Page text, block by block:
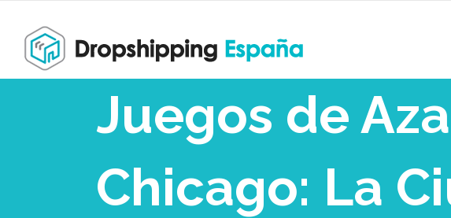
Juegos de
Chicago: La